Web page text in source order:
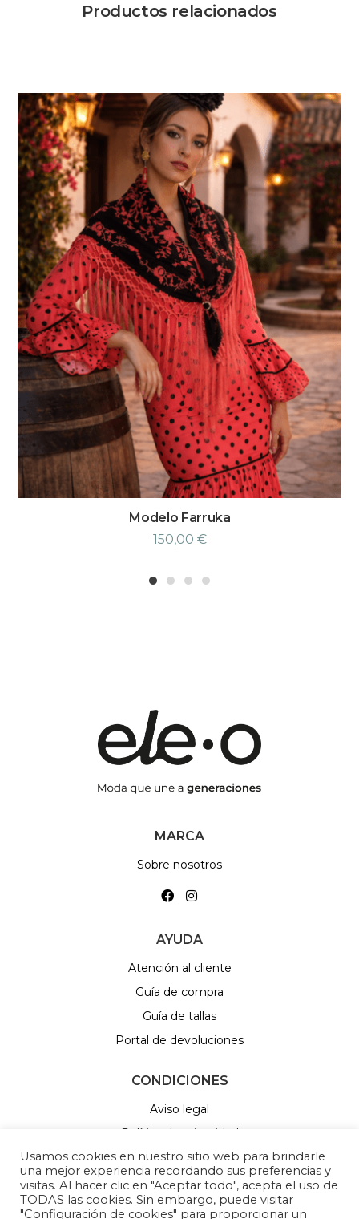
Productos relacionados
Modelo Farruka
150,00 €
MARCA
Sobre nosotros
AYUDA
Atención al cliente
Guía de compra
Guía de tallas
Portal de devoluciones
CONDICIONES
Aviso legal
Política de privacidad
Política de Cookies
Política de sorteos
Cambios y devoluciones
Usamos cookies en nuestro sitio web para brindarle
una mejor experiencia recordando sus preferencias y
visitas. Al hacer clic en "Aceptar todo", acepta el uso de
TODAS las cookies. Sin embargo, puede visitar
"Configuración de cookies" para proporcionar un